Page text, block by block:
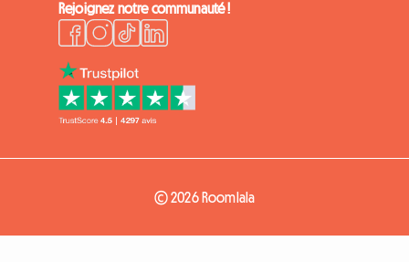
Rejoignez notre communauté !
© 2026 Roomlala